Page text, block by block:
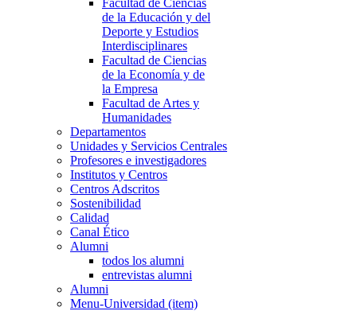
Facultad de Ciencias
de la Educación y del
Deporte y Estudios
Interdisciplinares
Facultad de Ciencias
de la Economía y de
la Empresa
Facultad de Artes y
Humanidades
Departamentos
Unidades y Servicios Centrales
Profesores e investigadores
Institutos y Centros
Centros Adscritos
Sostenibilidad
Calidad
Canal Ético
Alumni
todos los alumni
entrevistas alumni
Alumni
Menu-Universidad (item)